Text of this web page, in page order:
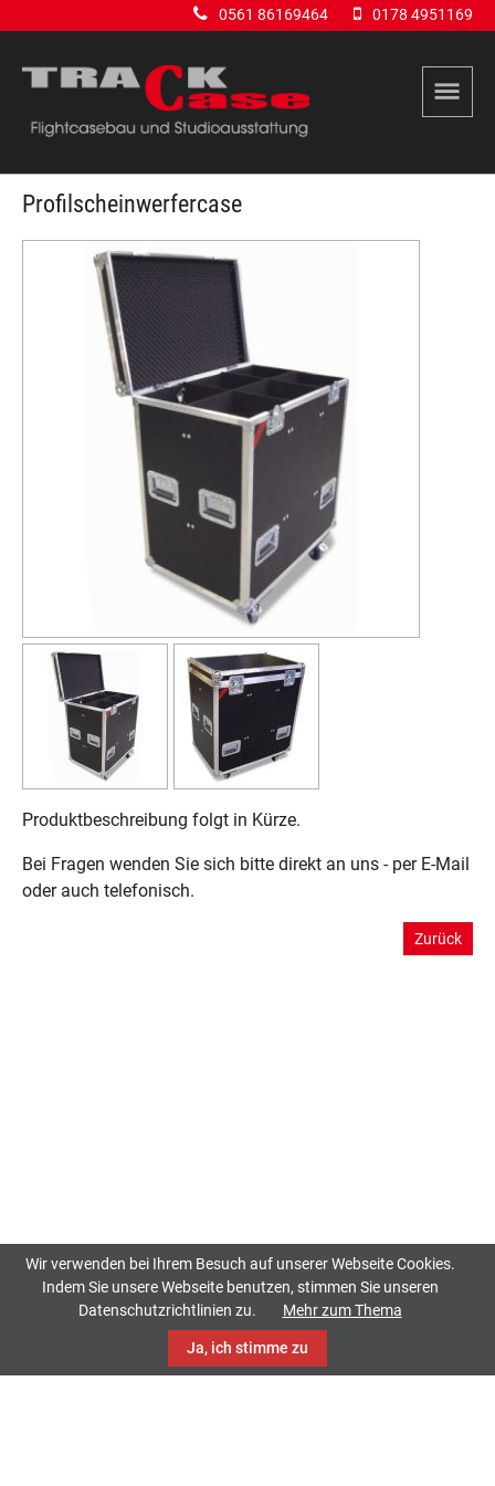
0561 86169464 0178 4951169
Profilscheinwerfercase
Produktbeschreibung folgt in Kürze.
Bei Fragen wenden Sie sich bitte direkt an uns - per E-Mail
oder auch telefonisch.
Zurück
Wir verwenden bei Ihrem Besuch auf unserer Webseite Cookies.
Indem Sie unsere Webseite benutzen, stimmen Sie unseren
Datenschutzrichtlinien zu.
Mehr zum Thema
Ja, ich stimme zu